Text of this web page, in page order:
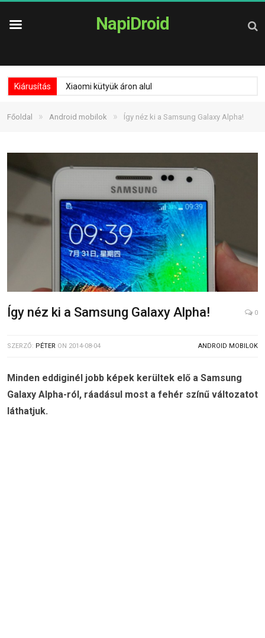
NapiDroid
Kiárusítás Xiaomi kütyük áron alul
Főoldal » Android mobilok » Így néz ki a Samsung Galaxy Alpha!
Így néz ki a Samsung Galaxy Alpha! 0
SZERZŐ: PÉTER ON 2014-08-04 ANDROID MOBILOK
Minden eddiginél jobb képek kerültek elő a Samsung
Galaxy Alpha-ról, ráadásul most a fehér színű változatot
láthatjuk.